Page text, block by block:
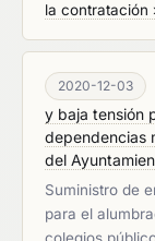
la contratación
2020-12-03
y baja tensión
dependencias
del
Suministro de
para el